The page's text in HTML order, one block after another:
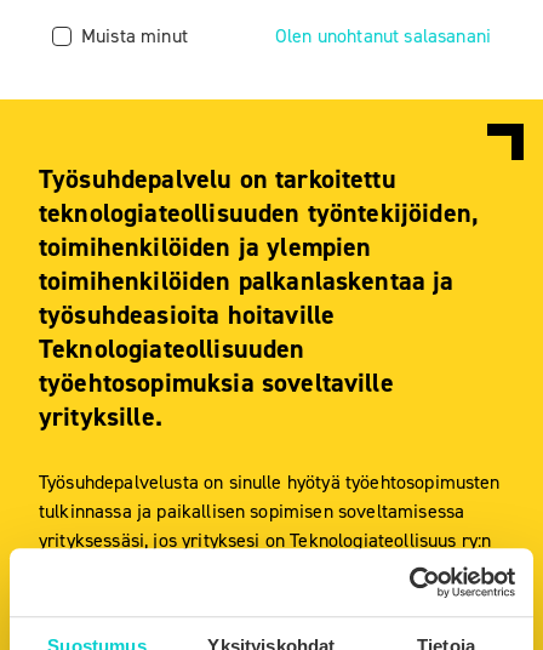
Suostumus Yksityiskohdat Tietoja
Muista minut Olen unohtanut salasanani
Työsuhdepalvelu on tarkoitettu
teknologiateollisuuden työntekijöiden,
toimihenkilöiden ja ylempien
toimihenkilöiden palkanlaskentaa ja
työsuhdeasioita hoitaville
Teknologiateollisuuden
työehtosopimuksia soveltaville
yrityksille.
Työsuhdepalvelusta on sinulle hyötyä työehtosopimusten
tulkinnassa ja paikallisen sopimisen soveltamisessa
yrityksessäsi, jos yrityksesi on Teknologiateollisuus ry:n
jäsen ja työssäsi tarvitset seuraavia työehtosopimuksia:
Teknologiateollisuuden työehtosopimus